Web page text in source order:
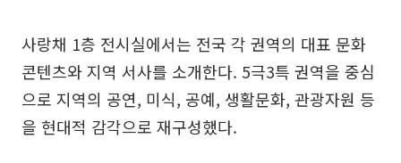
사랑채 1층 전시실에서는 전국 각 권역의 대표 문화
콘텐츠와 지역 서사를 소개한다. 5극3특 권역을 중심
으로 지역의 공연, 미식, 공예, 생활문화, 관광자원 등
을 현대적 감각으로 재구성했다.